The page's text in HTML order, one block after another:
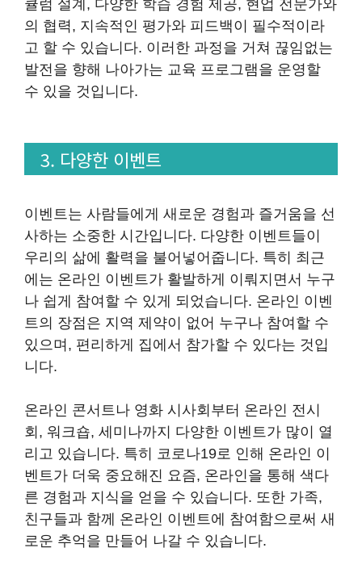
큘럼 설계, 다양한 학습 경험 제공, 현업 전문가와
의 협력, 지속적인 평가와 피드백이 필수적이라
고 할 수 있습니다. 이러한 과정을 거쳐 끊임없는
발전을 향해 나아가는 교육 프로그램을 운영할
수 있을 것입니다.
3. 다양한 이벤트
이벤트는 사람들에게 새로운 경험과 즐거움을 선
사하는 소중한 시간입니다. 다양한 이벤트들이
우리의 삶에 활력을 불어넣어줍니다. 특히 최근
에는 온라인 이벤트가 활발하게 이뤄지면서 누구
나 쉽게 참여할 수 있게 되었습니다. 온라인 이벤
트의 장점은 지역 제약이 없어 누구나 참여할 수
있으며, 편리하게 집에서 참가할 수 있다는 것입
니다.
온라인 콘서트나 영화 시사회부터 온라인 전시
회, 워크숍, 세미나까지 다양한 이벤트가 많이 열
리고 있습니다. 특히 코로나19로 인해 온라인 이
벤트가 더욱 중요해진 요즘, 온라인을 통해 색다
른 경험과 지식을 얻을 수 있습니다. 또한 가족,
친구들과 함께 온라인 이벤트에 참여함으로써 새
로운 추억을 만들어 나갈 수 있습니다.